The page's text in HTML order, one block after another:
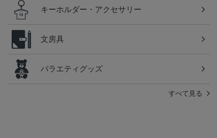
キーホルダー・アクセサリー
文房具
バラエティグッズ
すべて見る